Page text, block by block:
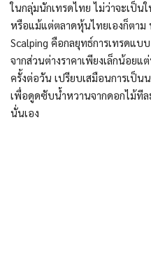
ในกลุ่มนักเทรดไทย ไม่ว่าจะเป็น
หรือแม้แต่ตลาดหุ้นไทยเองก็ตาม
Scalping คือกลยุทธ์การเทรดแบ
จากส่วนต่างราคาเพียงเล็กน้อย
ครั้งต่อวัน เปรียบเสมือนการเป็น
เพื่อดูดซับน้ำหวานจากดอกไม้ที
นั่นเอง